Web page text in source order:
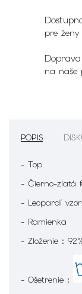
pre
na naše
POPIS
- Top
- Čierno-zlatá
- Leopardí vzor
- Ramienka
- Zloženie :
- Ošetrenie :